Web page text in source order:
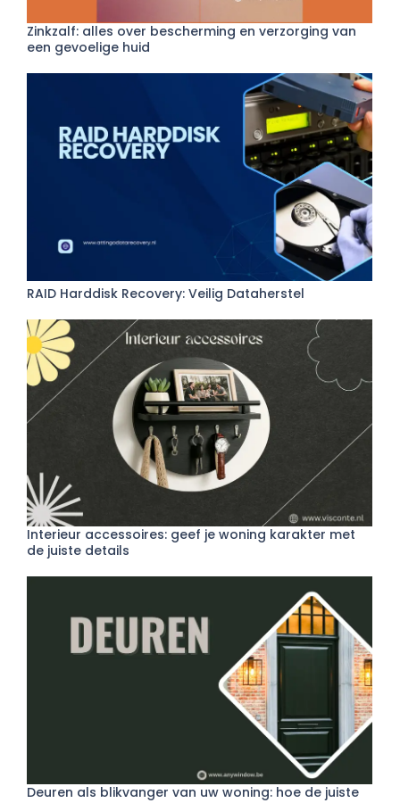
Zinkzalf: alles over bescherming en verzorging van
een gevoelige huid
RAID Harddisk Recovery: Veilig Dataherstel
Interieur accessoires: geef je woning karakter met
de juiste details
Deuren als blikvanger van uw woning: hoe de juiste